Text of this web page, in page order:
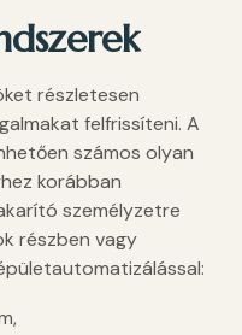
részletesen
felfrissíteni. A
számos olyan
korábban
személyzetre
részben vagy